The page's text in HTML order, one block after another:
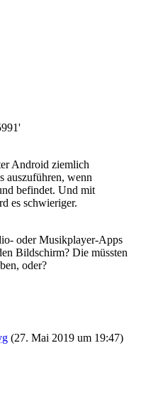
Android ziemlich
auszuführen, wenn
befindet. Und mit
es schwieriger.
oder Musikplayer-Apps
Bildschirm? Die müssten
oder?
(27. Mai 2019 um 19:47)